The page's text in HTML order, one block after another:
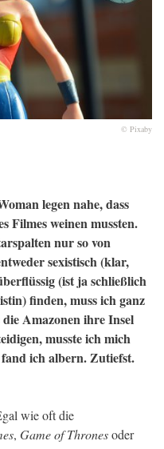
© Pixaby
legen nahe, dass
Filmes weinen mussten.
nur so von
sexistisch (klar,
(ist ja schließlich
finden, muss ich ganz
Amazonen ihre Insel
musste ich mich
ich albern. Zutiefst.
wie oft die
, Game of Thronesoder